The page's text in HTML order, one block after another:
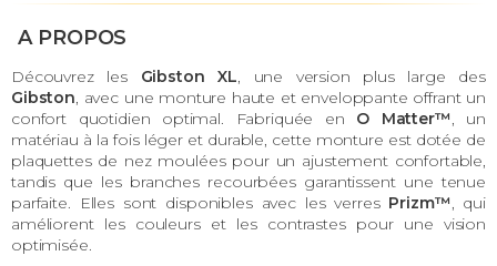
A PROPOS
Découvrez les Gibston XL, une version plus large des
Gibston, avec une monture haute et enveloppante offrant un
confort quotidien optimal. Fabriquée en O Matter™, un
matériau à la fois léger et durable, cette monture est dotée de
plaquettes de nez moulées pour un ajustement confortable,
tandis que les branches recourbées garantissent une tenue
parfaite. Elles sont disponibles avec les verres Prizm™, qui
améliorent les couleurs et les contrastes pour une vision
optimisée.